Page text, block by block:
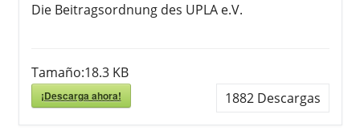
Die Beitragsordnung des UPLA e.V.
Tamaño:18.3 KB
¡Descarga ahora! 1882Descargas